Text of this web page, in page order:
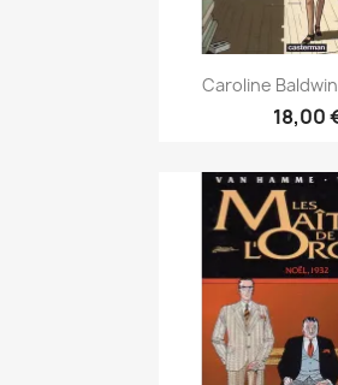

Caroline
18,00